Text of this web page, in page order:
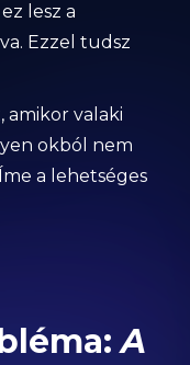
lesz a
Ezzel tudsz
amikor valaki
okból nem
a lehetséges
A